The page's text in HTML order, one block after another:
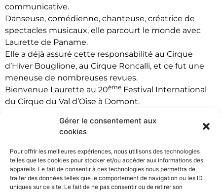
Gérer le consentement aux
cookies
Pour offrir les meilleures expériences, nous utilisons des technologies
telles que les cookies pour stocker et/ou accéder aux informations des
appareils. Le fait de consentir à ces technologies nous permettra de
traiter des données telles que le comportement de navigation ou les ID
uniques sur ce site. Le fait de ne pas consentir ou de retirer son
communicative.
Danseuse, comédienne, chanteuse, créatrice de
spectacles musicaux, elle parcourt le monde avec
Laurette de Paname.
Elle a déjà assuré cette responsabilité au Cirque
d’Hiver Bouglione, au Cirque Roncalli, et ce fut une
meneuse de nombreuses revues.
Bienvenue Laurette au 20ème Festival International
du Cirque du Val d’Oise à Domont.